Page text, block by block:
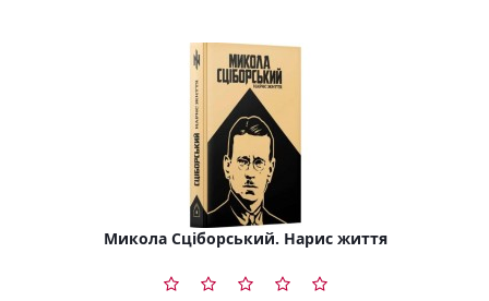
Микола Сціборський. Нарис життя